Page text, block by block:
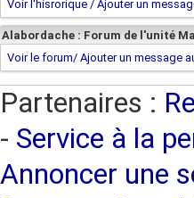
Voir l'hisrorique / Ajouter un
Alabordache : Forum de l'unité
Voir le forum/ Ajouter un message
Partenaires :
- Service à la
Annoncer une